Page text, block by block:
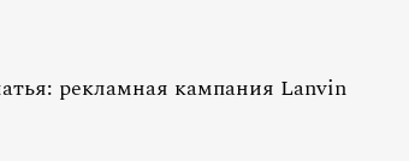
рекламная кампания Lanvin